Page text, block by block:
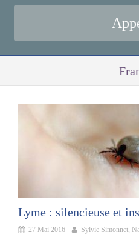
Lyme : silencieuse et
27 Mai 2016 Sylvie Simonnet,